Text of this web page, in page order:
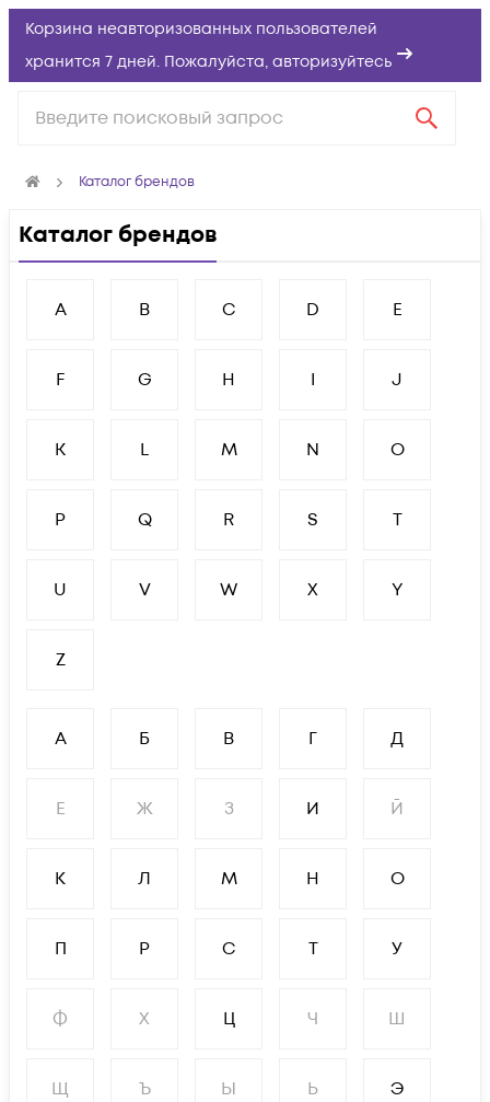
Корзина неавторизованных пользователей
хранится 7 дней. Пожалуйста, авторизуйтесь
Каталог брендов
Каталог брендов
A B C D E
F G H I J
K L M N O
P Q R S T
U V W X Y
Z
А Б В Г Д
Е Ж З И Й
К Л М Н О
П Р С Т У
Ф Х Ц Ч Ш
Щ Ъ Ы Ь Э